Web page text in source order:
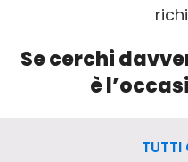
Se cerchi
è
TUTTI